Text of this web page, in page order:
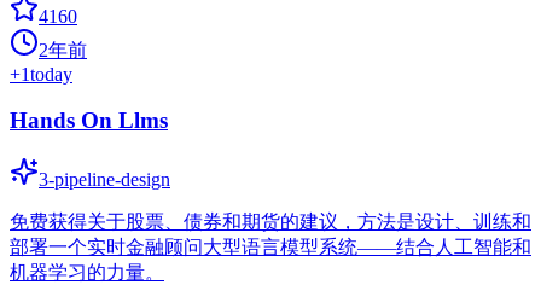
4160
2年前
+1today
Hands On Llms
3-pipeline-design
免费获得关于股票、债券和期货的建议，方法是设计、训练和
部署一个实时金融顾问大型语言模型系统——结合人工智能和
机器学习的力量。